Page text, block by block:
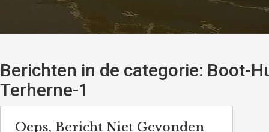
Berichten in de categorie: Boot-
Terherne-1
Oeps, Bericht Niet Gevonden